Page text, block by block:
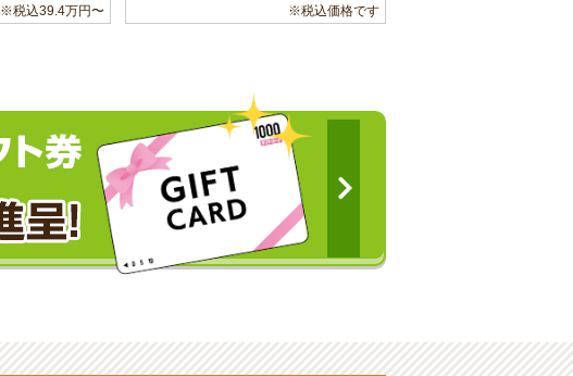
※税込39.4万円〜 ※税込価格です